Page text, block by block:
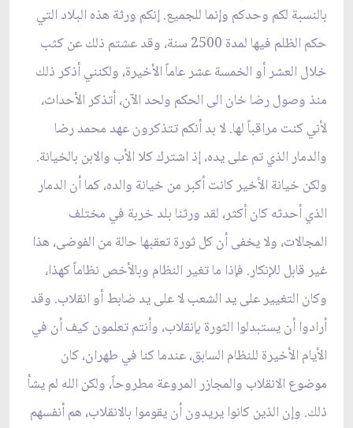
بالنسبة لكم وحدكم وإنما للجميع. إنكم ورثة هذه البلاد التي
حكم الظلم فيها لمدة 2500 سنة، وقد عشتم ذلك عن كثب
خلال العشر أو الخمسة عشر عاماً الأخيرة، ولكنني أذكر ذلك
منذ وصول رضا خان الى الحكم ولحد الآن، أتذكر الأحداث،
لأني كنت مراقباً لها. لا بد أنكم تتذكرون عهد محمد رضا
والدمار الذي تم على يده، إذ اشترك كلا الأب والابن بالخيانة.
ولكن خيانة الأخير كانت أكبر من خيانة والده، كما أن الدمار
الذي أحدثه كان أكثر، لقد ورثنا بلد خربة في مختلف
المجالات، ولا يخفى أن كل ثورة تعقبها حالة من الفوضى، هذا
غير قابل للإنكار. فإذا ما تغير النظام وبالأخص نظاماً كهذا،
وكان التغيير على يد الشعب لا على يد ضابط أو انقلاب. وقد
أرادوا أن يستبدلوا الثورة بإنقلاب، وأنتم تعلمون كيف أن في
الأيام‏ الأخيرة للنظام السابق، عندما كنا في طهران، كان
موضوع الانقلاب والمجازر المروعة مطروحاً، ولكن الله لم يشأ
ذلك. وإن الذين كانوا يريدون أن يقوموا بالانقلاب، هم أنفسهم